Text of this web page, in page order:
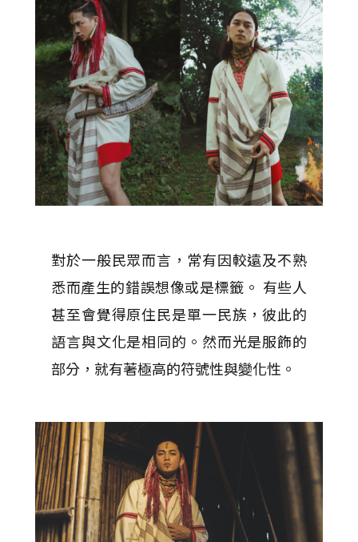
對於一般民眾而言，常有因較遠及不熟
悉而產生的錯誤想像或是標籤。 有些人
甚至會覺得原住民是單一民族，彼此的
語言與文化是相同的。然而光是服飾的
部分，就有著極高的符號性與變化性。